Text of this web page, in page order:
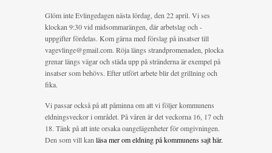
Glöm inte Evlingedagen nästa lördag, den 22 april. Vi ses
klockan 9:30 vid midsommarängen, där arbetslag och -
uppgifter fördelas. Kom gärna med förslag på insatser till
vagevlinge@gmail.com. Röja längs strandpromenaden, plocka
grenar längs vägar och städa upp på stränderna är exempel på
insatser som behövs. Efter utfört arbete blir det grillning och
fika.
Vi passar också på att påminna om att vi följer kommunens
eldningsveckor i området. På våren är det veckorna 16, 17 och
18. Tänk på att inte orsaka oangelägenheter för omgivningen.
Den som vill kan läsa mer om eldning på kommunens sajt här.